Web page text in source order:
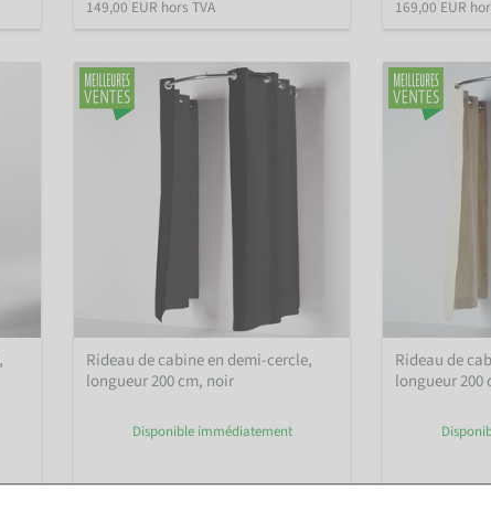
149,00 EUR hors TVA 169,00 EUR
Rideau de cabine en demi-cercle,
longueur 200 cm, noir
Disponible immédiatement
Rideau de
longueur 200